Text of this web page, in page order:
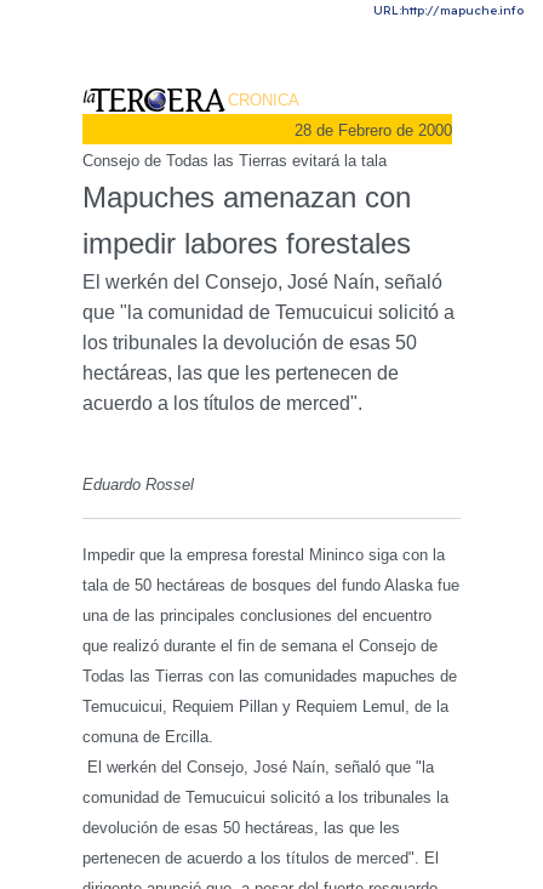
URL:http://mapuche.info
CRONICA
28 de Febrero de 2000
Consejo de Todas las Tierras evitará la tala
Mapuches amenazan con
impedir labores forestales
El werkén del Consejo, José Naín, señaló
que "la comunidad de Temucuicui solicitó a
los tribunales la devolución de esas 50
hectáreas, las que les pertenecen de
acuerdo a los títulos de merced".
Eduardo Rossel
Impedir que la empresa forestal Mininco siga con la
tala de 50 hectáreas de bosques del fundo Alaska fue
una de las principales conclusiones del encuentro
que realizó durante el fin de semana el Consejo de
Todas las Tierras con las comunidades mapuches de
Temucuicui, Requiem Pillan y Requiem Lemul, de la
comuna de Ercilla.
El werkén del Consejo, José Naín, señaló que "la
comunidad de Temucuicui solicitó a los tribunales la
devolución de esas 50 hectáreas, las que les
pertenecen de acuerdo a los títulos de merced". El